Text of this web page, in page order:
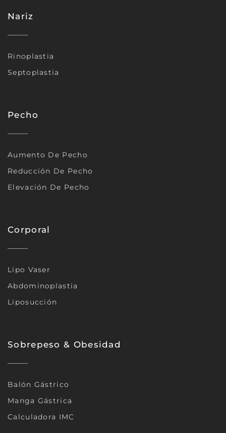
Nariz
Rinoplastia
Septoplastia
Pecho
Aumento De Pecho
Reducción De Pecho
Elevación De Pecho
Corporal
Lipo Vaser
Abdominoplastia
Liposucción
Sobrepeso & Obesidad
Balón Gástrico
Manga Gástrica
Calculadora IMC